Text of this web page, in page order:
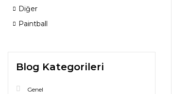
Diğer
Paintball
Blog Kategorileri
Genel